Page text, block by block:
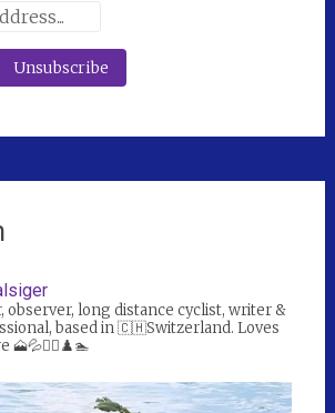
observer, long distance cyclist, writer &
based in 🇨🇭Switzerland. Loves
🗻💦🚴‍♀️♟️🏊